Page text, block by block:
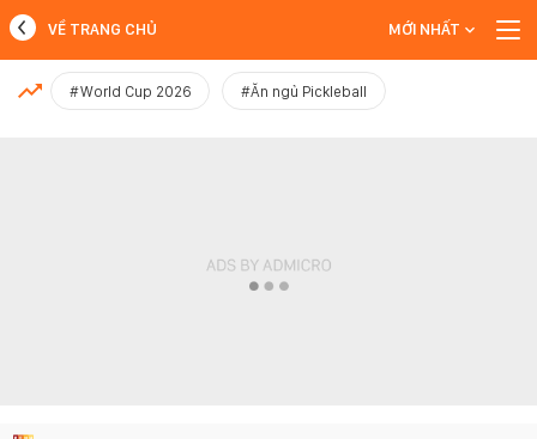
MỚI NHẤT
VỀ TRANG CHỦ MỚI NHẤT
#World Cup 2026 #Ăn ngủ Pickleball